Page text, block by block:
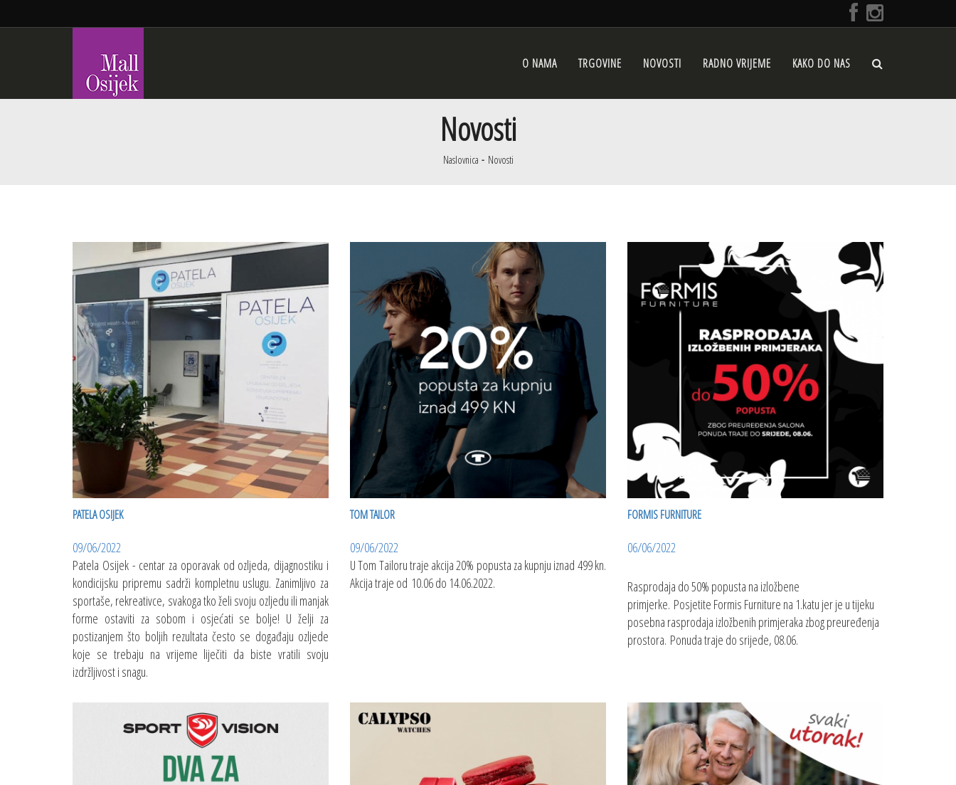
O NAMA TRGOVINE NOVOSTI RADNO VRIJEME KAKO DO NAS
Novosti
Naslovnica Novosti
PATELA OSIJEK
09/06/2022
Patela Osijek - centar za oporavak od ozljeda, dijagnostiku i
kondicijsku pripremu sadrži kompletnu uslugu. Zanimljivo za
sportaše, rekreativce, svakoga tko želi svoju ozljedu ili manjak
forme ostaviti za sobom i osjećati se bolje! U želji za
postizanjem što boljih rezultata često se događaju ozljede
koje se trebaju na vrijeme liječiti da biste vratili svoju
izdržljivost i snagu.
TOM TAILOR
09/06/2022
U Tom Tailoru traje akcija 20% popusta za kupnju iznad 499 kn.
Akcija traje od 10.06 do 14.06.2022.
FORMIS FURNITURE
06/06/2022
Rasprodaja do 50% popusta na izložbene
primjerke. Posjetite Formis Furniture na 1.katu jer je u tijeku
posebna rasprodaja izložbenih primjeraka zbog preuređenja
prostora. Ponuda traje do srijede, 08.06.